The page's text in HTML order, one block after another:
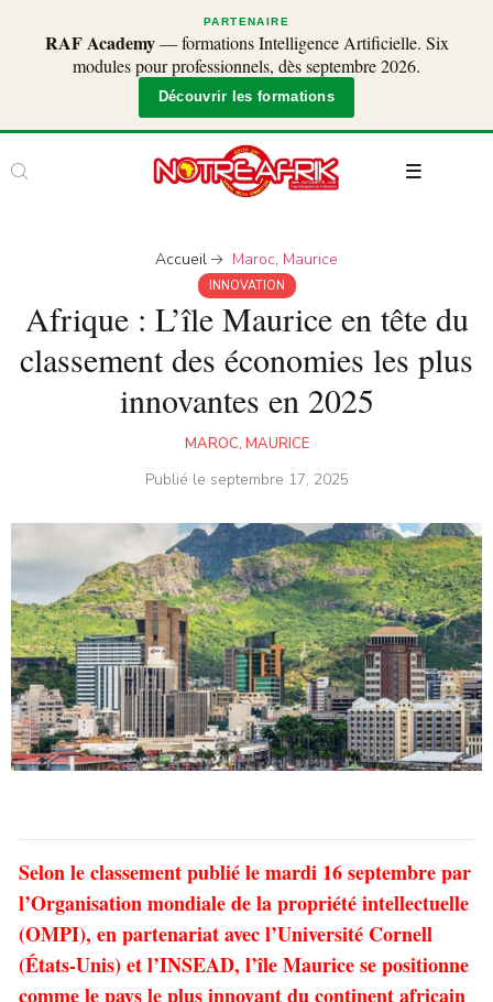
PARTENAIRE
RAF Academy— formations Intelligence Artificielle. Six
modules pour professionnels, dès septembre 2026.
Découvrir les formations
Accueil Maroc, Maurice
INNOVATION
Afrique : L’île Maurice en tête du
classement des économies les plus
innovantes en 2025
MAROC, MAURICE
Publié le septembre 17, 2025
Selon le classement publié le mardi 16 septembre par
l’Organisation mondiale de la propriété intellectuelle
(OMPI), en partenariat avec l’Université Cornell
(États-Unis) et l’INSEAD, l’île Maurice se positionne
comme le pays le plus innovant du continent africain